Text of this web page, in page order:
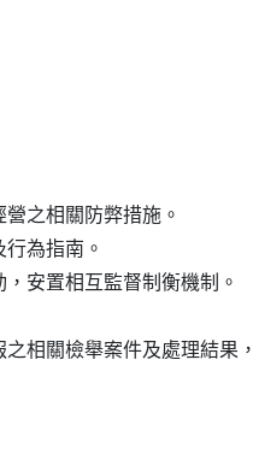
之相關防弊措施。
為指南。
安置相互監督制衡機制。
相關檢舉案件及處理結果